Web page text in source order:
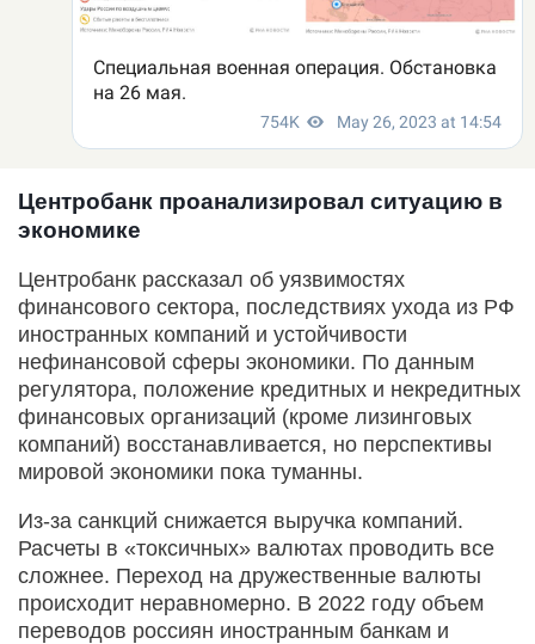
Центробанк проанализировал ситуацию в
экономике
Центробанк рассказал об уязвимостях
финансового сектора, последствиях ухода из РФ
иностранных компаний и устойчивости
нефинансовой сферы экономики. По данным
регулятора, положение кредитных и некредитных
финансовых организаций (кроме лизинговых
компаний) восстанавливается, но перспективы
мировой экономики пока туманны.
Из-за санкций снижается выручка компаний.
Расчеты в «токсичных» валютах проводить все
сложнее. Переход на дружественные валюты
происходит неравномерно. В 2022 году объем
переводов россиян иностранным банкам и